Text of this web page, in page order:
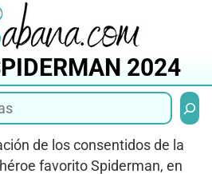
2024
de los consentidos de la
favorito Spiderman, en